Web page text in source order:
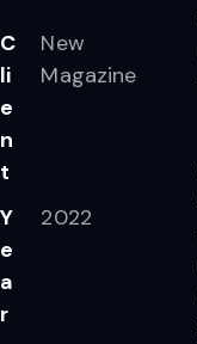
C
li
e
n
t
New
Magazine
Y
e
a
r
2022